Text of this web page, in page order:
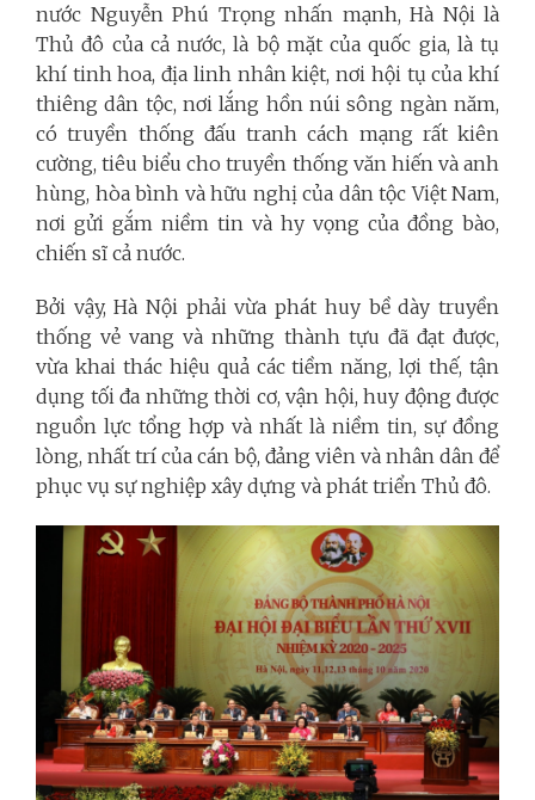
nước Nguyễn Phú Trọng nhấn mạnh, Hà Nội là
Thủ đô của cả nước, là bộ mặt của quốc gia, là tụ
khí tinh hoa, địa linh nhân kiệt, nơi hội tụ của khí
thiêng dân tộc, nơi lắng hồn núi sông ngàn năm,
có truyền thống đấu tranh cách mạng rất kiên
cường, tiêu biểu cho truyền thống văn hiến và anh
hùng, hòa bình và hữu nghị của dân tộc Việt Nam,
nơi gửi gắm niềm tin và hy vọng của đồng bào,
chiến sĩ cả nước.
Bởi vậy, Hà Nội phải vừa phát huy bề dày truyền
thống vẻ vang và những thành tựu đã đạt được,
vừa khai thác hiệu quả các tiềm năng, lợi thế, tận
dụng tối đa những thời cơ, vận hội, huy động được
nguồn lực tổng hợp và nhất là niềm tin, sự đồng
lòng, nhất trí của cán bộ, đảng viên và nhân dân để
phục vụ sự nghiệp xây dựng và phát triển Thủ đô.